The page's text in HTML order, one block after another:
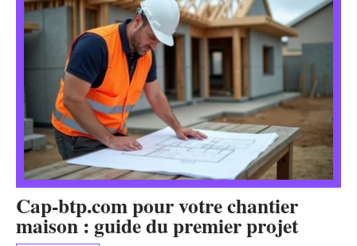
Cap-btp.com pour votre chantier
maison : guide du premier projet